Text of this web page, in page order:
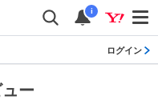
i
ログイン
ー